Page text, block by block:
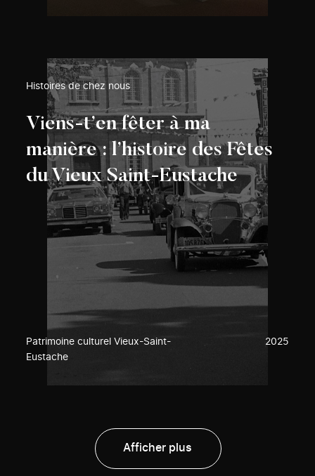
Histoires de chez nous
Viens-t’en fêter à ma
manière : l’histoire des Fêtes
du Vieux Saint-Eustache
Patrimoine culturel Vieux-Saint-
Eustache
2025
Afficher plus